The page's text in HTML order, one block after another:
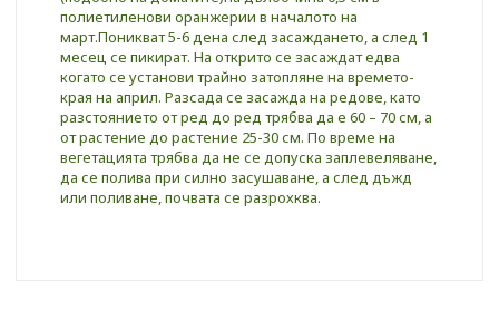
полиетиленови оранжерии в началото на
март.Поникват 5-6 дена след засаждането, а след 1
месец се пикират. На открито се засаждат едва
когато се установи трайно затопляне на времето-
края на април. Разсада се засажда на редове, като
разстоянието от ред до ред трябва да е 60 – 70 см, а
от растение до растение 25-30 см. По време на
вегетацията трябва да не се допуска заплевеляване,
да се полива при силно засушаване, а след дъжд
или поливане, почвата се разрохква.